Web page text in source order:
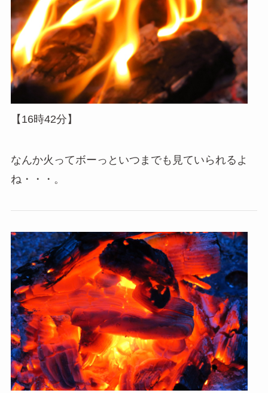
【16時42分】
なんか火ってボーっといつまでも見ていられるよ
ね・・・。